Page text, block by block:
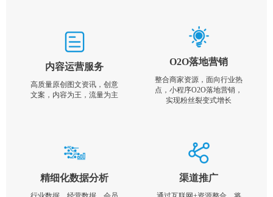
内容运营服务
高质量原创图文资讯，创意
文案，内容为王，流量为主
O2O落地营销
整合商家资源，面向行业热
点，小程序O2O落地营销，
实现粉丝裂变式增长
精细化数据分析 渠道推广